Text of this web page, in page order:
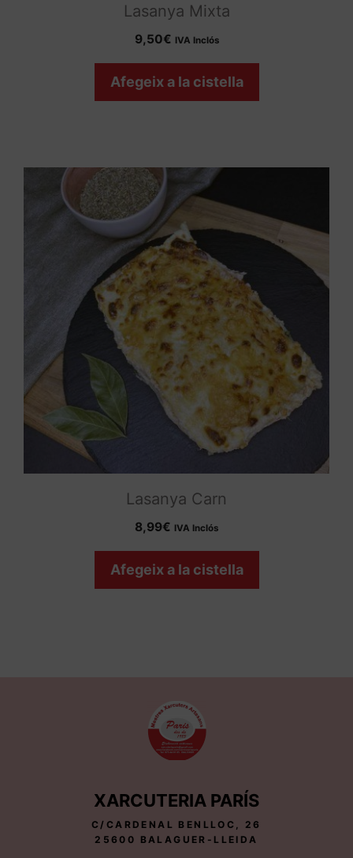
Lasanya Mixta
9,50€ IVA Inclós
Afegeix a la cistella
Lasanya Carn
8,99€ IVA Inclós
Afegeix a la cistella
XARCUTERIA PARÍS
C/CARDENAL BENLLOC, 26
25600 BALAGUER-LLEIDA